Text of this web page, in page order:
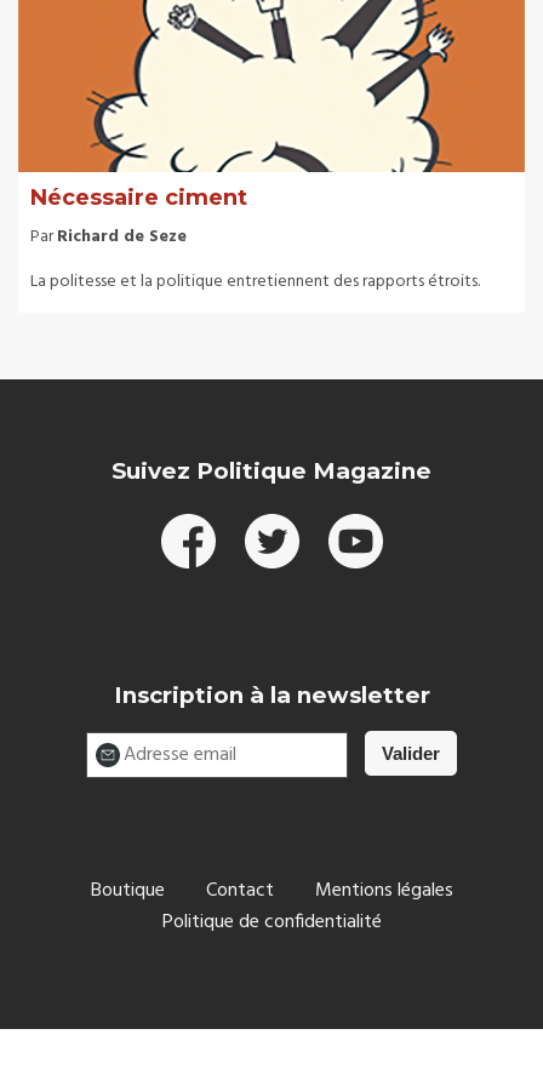
Nécessaire ciment
ParRichard de Seze
La politesse et la politique entretiennent des rapports étroits.
Suivez Politique Magazine
Inscription à la newsletter
Boutique Contact
Mentions légales
Politique de confidentialité